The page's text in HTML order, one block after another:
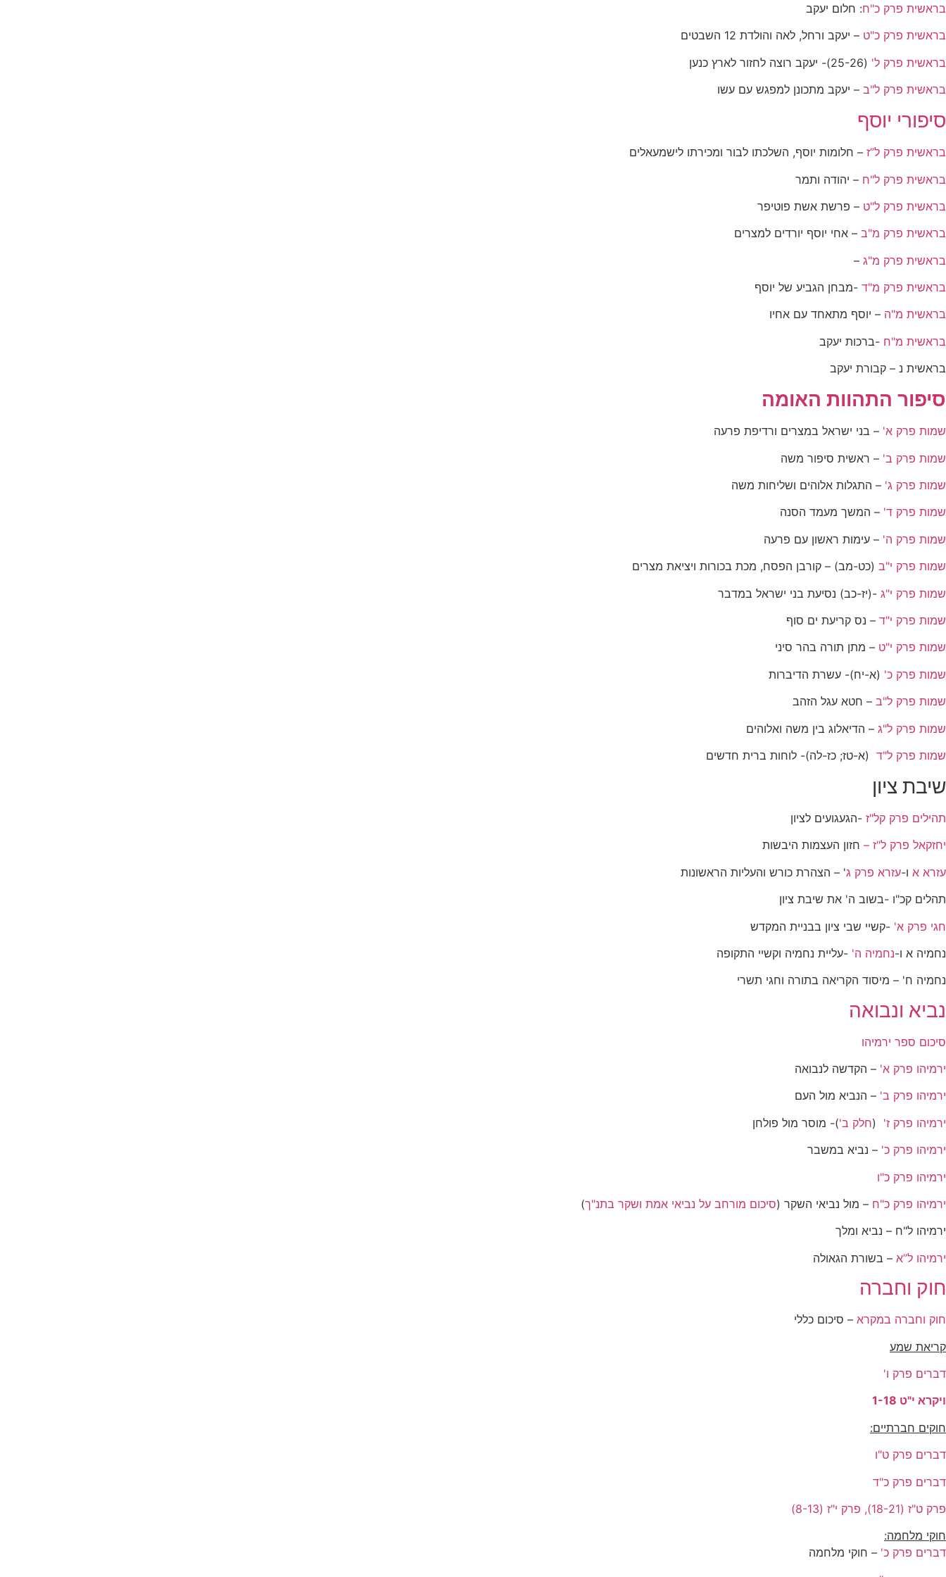
בראשית פרק כ"ח: חלום יעקב
בראשית פרק כ"ט – יעקב ורחל, לאה והולדת 12 השבטים
בראשית פרק ל' (25-26)- יעקב רוצה לחזור לארץ כנען
בראשית פרק ל"ב – יעקב מתכונן למפגש עם עשו
סיפורי יוסף
בראשית פרק ל”ז – חלומות יוסף, השלכתו לבור ומכירתו לישמעאלים
בראשית פרק ל"ח – יהודה ותמר
בראשית פרק ל"ט – פרשת אשת פוטיפר
בראשית פרק מ"ב – אחי יוסף יורדים למצרים
בראשית פרק מ"ג –
בראשית פרק מ"ד -מבחן הגביע של יוסף
בראשית מ"ה – יוסף מתאחד עם אחיו
בראשית מ"ח -ברכות יעקב
בראשית נ – קבורת יעקב
סיפור התהוות האומה
שמות פרק א' – בני ישראל במצרים ורדיפת פרעה
שמות פרק ב' – ראשית סיפור משה
שמות פרק ג' – התגלות אלוהים ושליחות משה
שמות פרק ד' – המשך מעמד הסנה
שמות פרק ה' – עימות ראשון עם פרעה
שמות פרק י"ב (כט-מב) – קורבן הפסח, מכת בכורות ויציאת מצרים
שמות פרק י"ג -(יז-כב) נסיעת בני ישראל במדבר
שמות פרק י"ד – נס קריעת ים סוף
שמות פרק י"ט – מתן תורה בהר סיני
שמות פרק כ' (א-יח)- עשרת הדיברות
שמות פרק ל"ב – חטא עגל הזהב
שמות פרק ל"ג – הדיאלוג בין משה ואלוהים
שמות פרק ל"ד (א-טז; כז-לה)- לוחות ברית חדשים
שיבת ציון
תהילים פרק קל"ז -הגעגועים לציון
יחזקאל פרק ל"ז – חזון העצמות היבשות
עזרא א ו-עזרא פרק ג' – הצהרת כורש והעליות הראשונות
תהלים קכ"ו -בשוב ה' את שיבת ציון
חגי פרק א' -קשיי שבי ציון בבניית המקדש
נחמיה א ו-נחמיה ה' -עליית נחמיה וקשיי התקופה
נחמיה ח' – מיסוד הקריאה בתורה וחגי תשרי
נביא ונבואה
סיכום ספר ירמיהו
ירמיהו פרק א' – הקדשה לנבואה
ירמיהו פרק ב' – הנביא מול העם
ירמיהו פרק ז'
(חלק ב')- מוסר מול פולחן
ירמיהו פרק כ' – נביא במשבר
ירמיהו פרק כ"ו
ירמיהו פרק כ"ח – מול נביאי השקר (סיכום מורחב על נביאי אמת ושקר בתנ"ך)
ירמיהו ל"ח – נביא ומלך
ירמיהו ל”א – בשורת הגאולה
חוק וחברה
חוק וחברה במקרא – סיכום כללי
קריאת שמע
דברים פרק ו'
ויקרא י"ט 1-18
חוקים חברתיים:
דברים פרק ט"ו
דברים פרק כ"ד
פרק ט"ז (18-21), פרק י"ז (8-13)
חוקי מלחמה:
דברים פרק כ' – חוקי מלחמה